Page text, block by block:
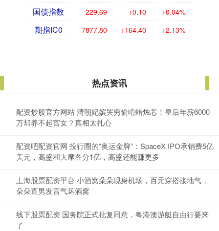
国债指数 229.69 +0.10 +0.04%
期指IC0 7877.80 +164.40 +2.13%
热点资讯
配资炒股官方网站 清朝妃嫔哭穷偷啃蜡烛芯！皇后年薪6000
万却养不起宫女？真相太扎心
配资吧配资官网 投行圈的“奥运金牌”：SpaceX IPO承销费5亿
美元，高盛和大摩各分1亿，高盛还能赚更多
上海股票配资平台 小酒窝朵朵现身机场，百元穿搭接地气，
朵朵直男发言气坏酒窝
线下股票配资 国务院正式批复同意，粤港澳游艇自由行要来
了